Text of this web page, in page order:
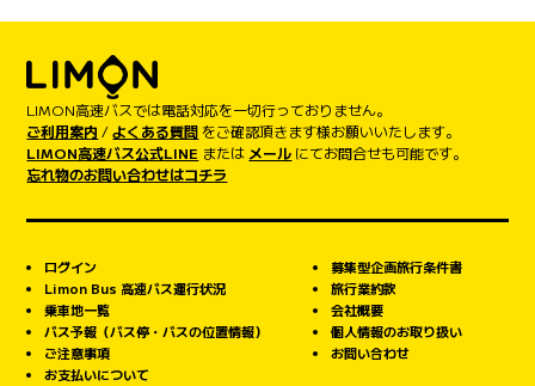
LIMON高速バスでは電話対応を一切行っておりません。
ご利用案内 /よくある質問をご確認頂きます様お願いいたします。
LIMON高速バス公式LINE またはメール にてお問合せも可能です。
忘れ物のお問い合わせはコチラ
ログイン
Limon Bus 高速バス運行状況
乗車地一覧
バス予報（バス停・バスの位置情報）
ご注意事項
お支払いについて
募集型企画旅行条件書
旅行業約款
会社概要
個人情報のお取り扱い
お問い合わせ